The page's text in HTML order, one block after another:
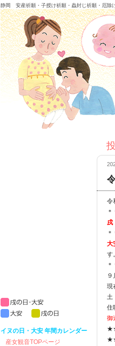
静岡 安産祈願・子授け祈願・蟲封じ祈願・厄
令
戌
大
す
現
土
住
御
イヌの日・大安 年間カレンダー
産女観音TOPページ